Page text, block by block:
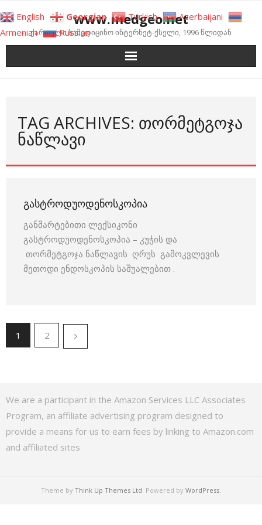
to
content
www.medgeo.net
ქართული სამედიცინო ინტერნეტ-ქსელი, 1996 წლიდან
TAG ARCHIVES: ᲗᲝᲠᲛᲔᲢᲒᲝᲯᲐ
ᲜᲐᲬᲚᲐᲕᲘ
ᲒᲐᲡᲢᲠᲝᲓᲣᲝᲓᲔᲜᲝᲡᲙᲝᲞᲘᲐ
განმარტებითი ლექსიკონი
გასტროდუოდენოსკოპია – კუჭის და
თორმეტგოჯა ნაწლავის ღრუს გამოკვლევის
მეთოდი ენდოსკოპის საშუალებით .
1 2
We are a participant in the Amazon Services LLC Associates
Program, an affiliate advertising program designed to
provide a means for us to earn fees by linking to Amazon.com
and affiliated sites
Theme by Think Up Themes Ltd. Powered by WordPress.
English Georgian Turkish
Azerbaijani
Armenian
Russian